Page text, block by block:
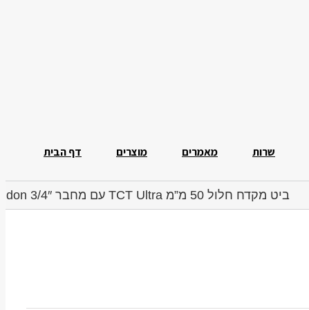
דף הבית מוצרים מאמרים שרות
ביט מקדח חלול 50 מ”מ TCT Ultra עם מחבר 3/4″ Weldon